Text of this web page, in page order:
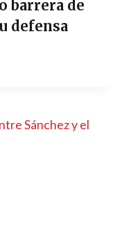
barrera de
defensa